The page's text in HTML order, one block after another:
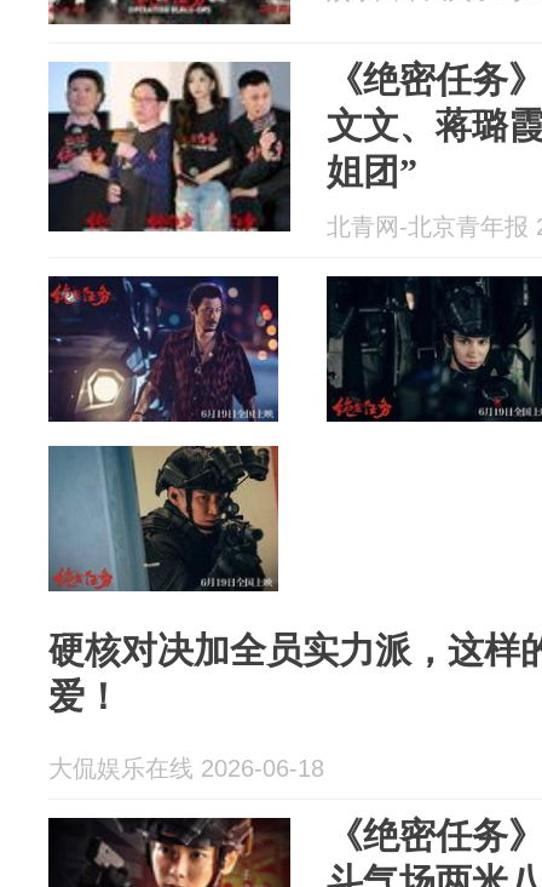
《绝密任务
文文、蒋璐
姐团”
北青网-北京青年报
硬核对决加全员实力派，这样
爱！
大侃娱乐在线 2026-06-18
《绝密任务